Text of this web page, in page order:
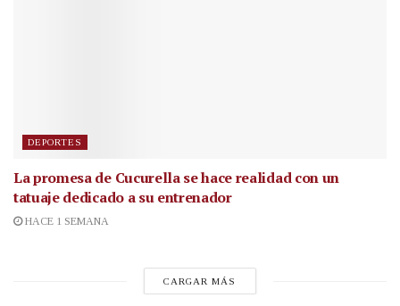
DEPORTES
La promesa de Cucurella se hace realidad con un
tatuaje dedicado a su entrenador
HACE 1 SEMANA
CARGAR MÁS